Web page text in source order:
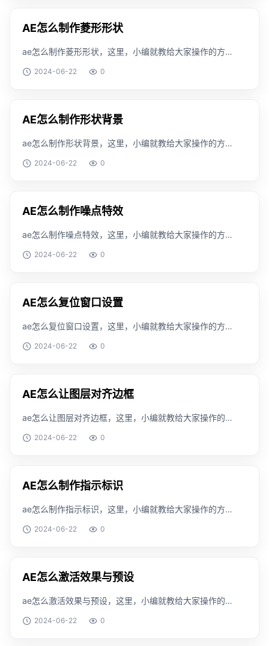
AE怎么制作菱形形状
ae怎么制作菱形形状，这里，小编就教给大家操作的方
版本：v1909方法/步骤首先，我们需要进入到ae当中。
2024-06-22 0
AE怎么制作形状背景
ae怎么制作形状背景，这里，小编就教给大家操作的方
版本：v1909方法/步骤首先，我们需要启动ae程序。然
2024-06-22 0
AE怎么制作噪点特效
ae怎么制作噪点特效，这里，小编就教给大家操作的方
版本：v1909方法/步骤首先，我们需要启动Ae软件。新
2024-06-22 0
AE怎么复位窗口设置
ae怎么复位窗口设置，这里，小编就教给大家操作的方
版本：v1909方法/步骤首先我们启动ae作为例子。点击
2024-06-22 0
AE怎么让图层对齐边框
ae怎么让图层对齐边框，这里，小编就教给大家操作的
windows 版本：v1909方法/步骤首先我们要打开ae程
2024-06-22 0
AE怎么制作指示标识
ae怎么制作指示标识，这里，小编就教给大家操作的方
版本：v1909方法/步骤首先我们进入到ae中，导入素
2024-06-22 0
AE怎么激活效果与预设
ae怎么激活效果与预设，这里，小编就教给大家操作的
windows 版本：v1909方法/步骤首先我们需要进入到ae
2024-06-22 0